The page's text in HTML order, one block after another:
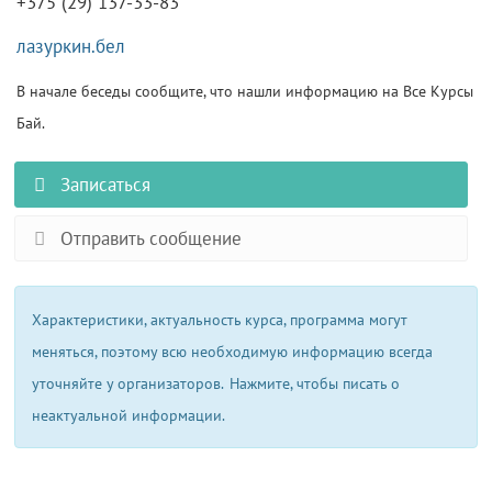
лазуркин.бел
В начале беседы сообщите, что нашли информацию на Все Курсы
Бай.
Записаться
Отправить сообщение
Характеристики, актуальность курса, программа могут
меняться, поэтому всю необходимую информацию всегда
уточняйте у организаторов. Нажмите, чтобы писать о
неактуальной информации.